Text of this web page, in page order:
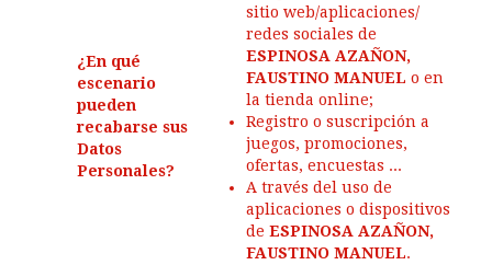
¿En qué
escenario
pueden
recabarse sus
Datos
Personales?
sitio web/aplicaciones/
redes sociales de
ESPINOSA AZAÑON,
FAUSTINO MANUEL o en
la tienda online;
Registro o suscripción a
juegos, promociones,
ofertas, encuestas ...
A través del uso de
aplicaciones o dispositivos
de ESPINOSA AZAÑON,
FAUSTINO MANUEL.